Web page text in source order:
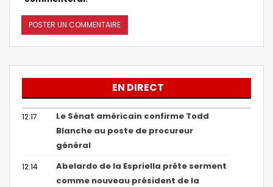
EN DIRECT
12:17
Le Sénat américain confirme Todd
Blanche au poste de procureur
général
12:14
Abelardo de la Espriella prête serment
comme nouveau président de la